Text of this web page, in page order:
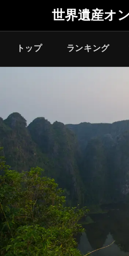
世界遺産オ
トップ ランキング